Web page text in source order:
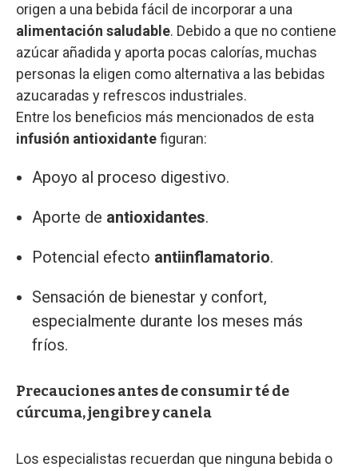
origen a una bebida fácil de incorporar a una
alimentación saludable. Debido a que no contiene
azúcar añadida y aporta pocas calorías, muchas
personas la eligen como alternativa a las bebidas
azucaradas y refrescos industriales.
Entre los beneficios más mencionados de esta
infusión antioxidantefiguran:
Apoyo al proceso digestivo.
Aporte de antioxidantes.
Potencial efecto antiinflamatorio.
Sensación de bienestar y confort,
especialmente durante los meses más
fríos.
Precauciones antes de consumir té de
cúrcuma, jengibre y canela
Los especialistas recuerdan que ninguna bebida o